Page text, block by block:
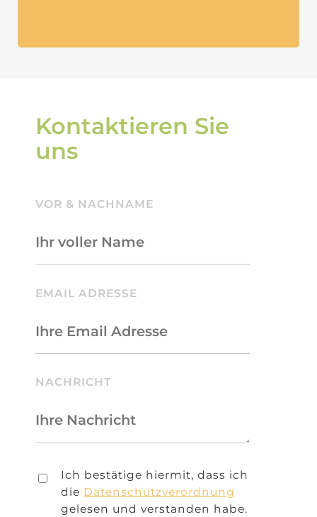
Kontaktieren Sie
uns
VOR & NACHNAME
BITTE LASSE DIESES FELD LEER.
EMAIL ADRESSE
NACHRICHT
Ich bestätige hiermit, dass ich
die Datenschutzverordnung
gelesen und verstanden habe.